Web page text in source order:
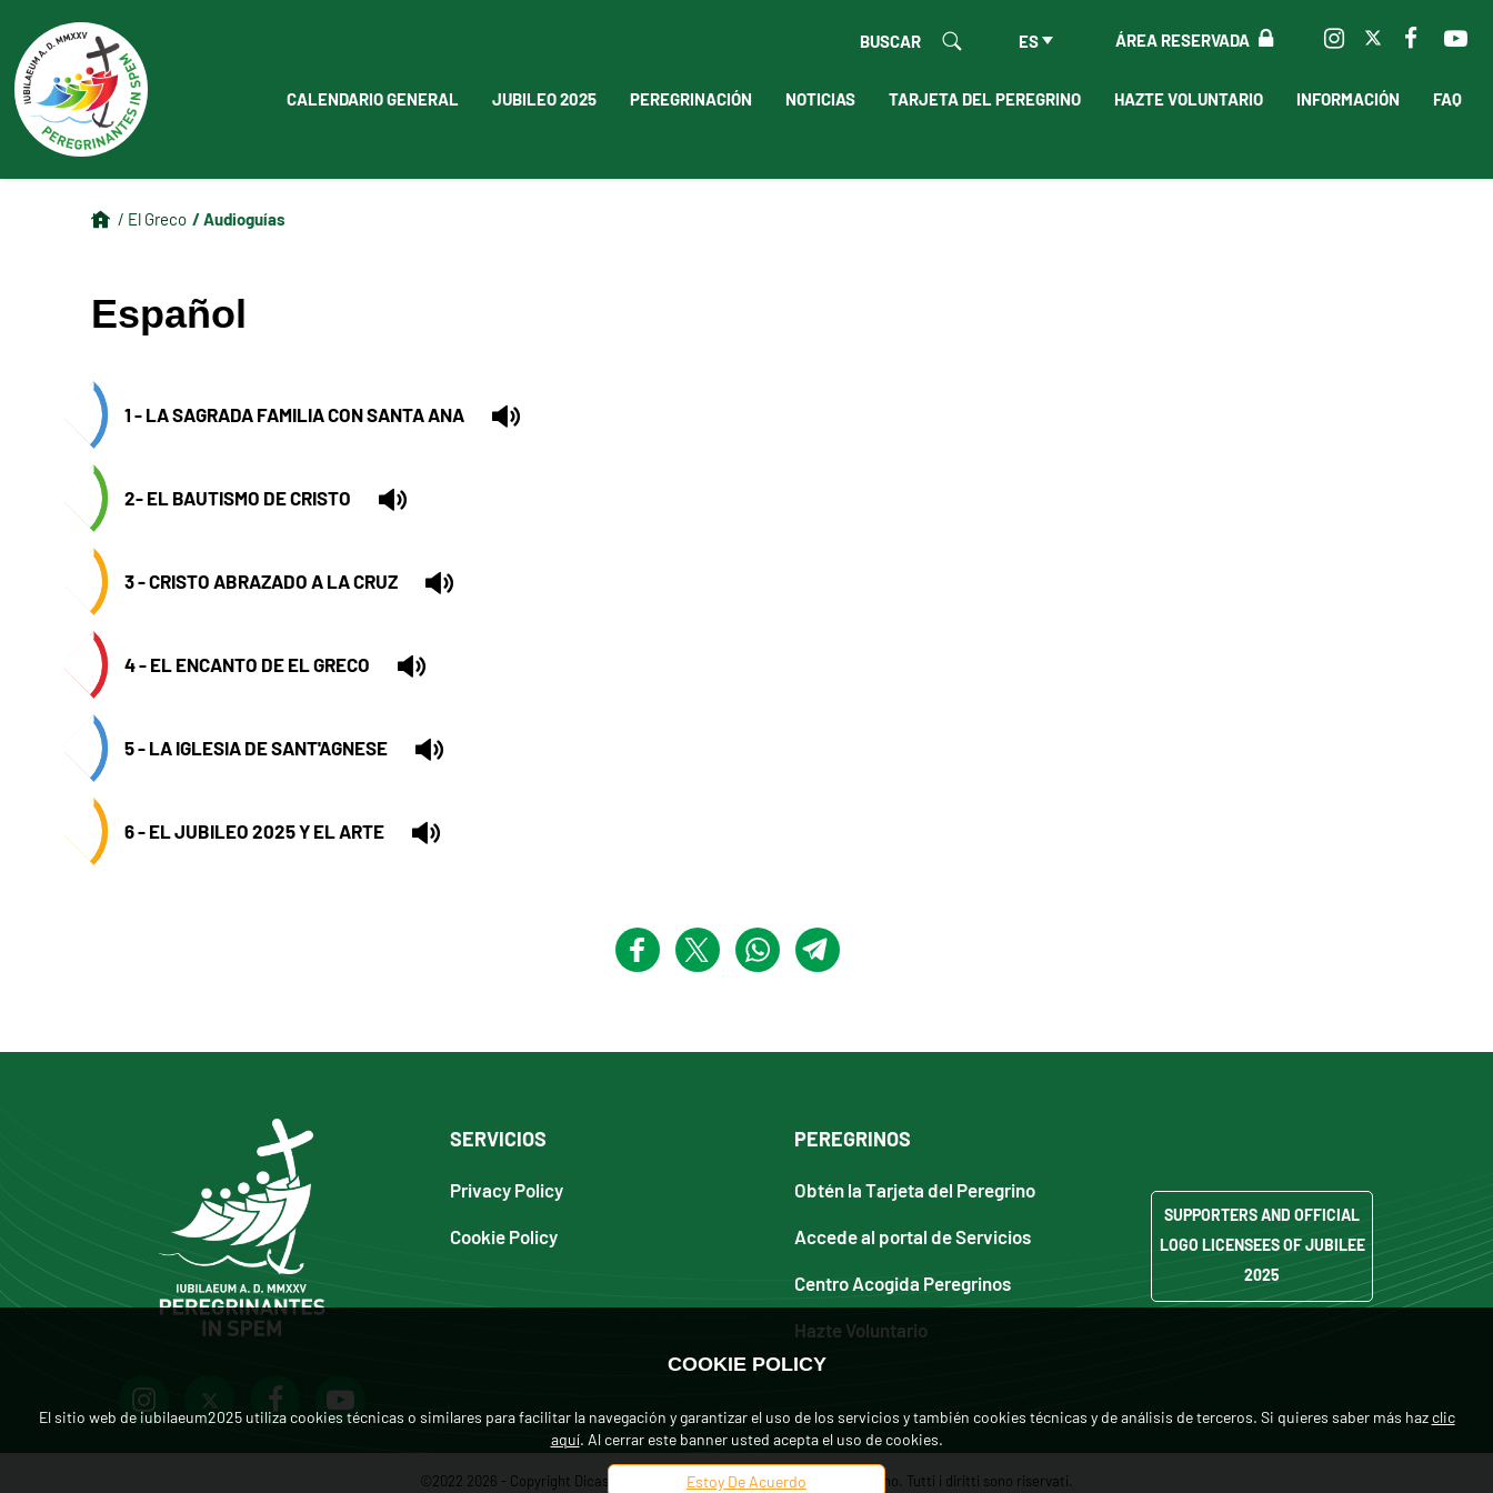
ÁREA RESERVADA
ES
BUSCAR
CALENDARIO GENERAL JUBILEO 2025 PEREGRINACIÓN NOTICIAS TARJETA DEL PEREGRINO HAZTE VOLUNTARIO INFORMACIÓN FAQ
/ El Greco / Audioguías
Español
1 - LA SAGRADA FAMILIA CON SANTA ANA
2- EL BAUTISMO DE CRISTO
3 - CRISTO ABRAZADO A LA CRUZ
4 - EL ENCANTO DE EL GRECO
5 - LA IGLESIA DE SANT'AGNESE
6 - EL JUBILEO 2025 Y EL ARTE
SERVICIOS
Privacy Policy
Cookie Policy
PEREGRINOS
Obtén la Tarjeta del Peregrino
Accede al portal de Servicios
Centro Acogida Peregrinos
Hazte Voluntario
SUPPORTERS AND OFFICIAL
LOGO LICENSEES OF JUBILEE
2025
©2022 2026 - Copyright Dicastero per L'Evangelizzazione, Città del Vaticano. Tutti i diritti sono riservati.
COOKIE POLICY
El sitio web de iubilaeum2025 utiliza cookies técnicas o similares para facilitar la navegación y garantizar el uso de los servicios y también cookies técnicas y de análisis de terceros. Si quieres saber más hazclic
aquí. Al cerrar este banner usted acepta el uso de cookies.
Estoy De Acuerdo